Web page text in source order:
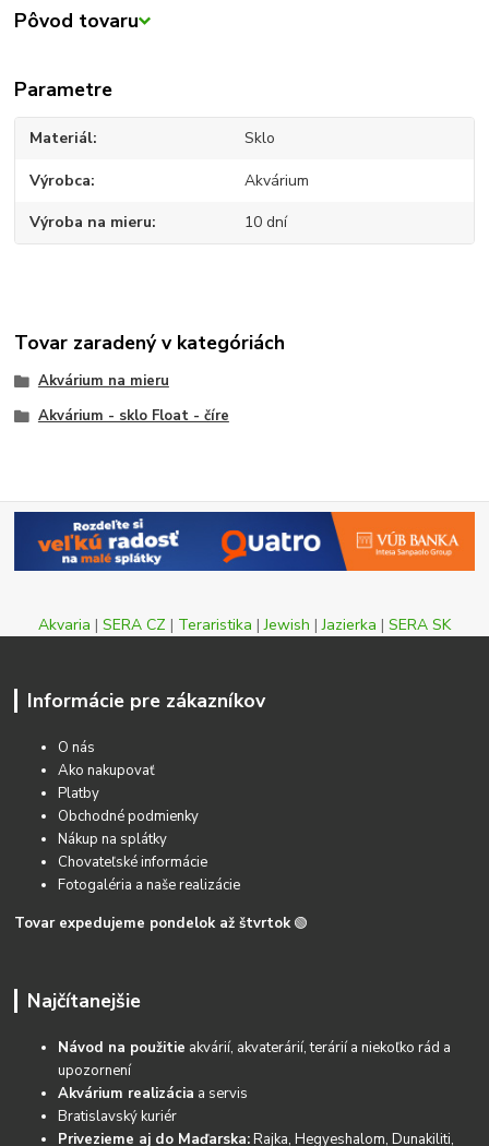
Pôvod tovaru
Parametre
Materiál Sklo
Výrobca Akvárium
Výroba na mieru 10 dní
Tovar zaradený v kategóriách
Akvárium na mieru
Akvárium - sklo Float - číre
Akvaria | SERA CZ | Teraristika |Jewish |Jazierka | SERA SK
Informácie pre zákazníkov
O nás
Ako nakupovať
Platby
Obchodné podmienky
Nákup na splátky
Chovateľské informácie
Fotogaléria a naše realizácie
Tovar expedujeme pondelok až štvrtok 🟢
Najčítanejšie
Návod na použitie akvárií, akvaterárií, terárií a niekoľko rád a
upozornení
Akvárium realizácia a servis
Bratislavský kuriér
Privezieme aj do Maďarska:Rajka, Hegyeshalom, Dunakiliti,